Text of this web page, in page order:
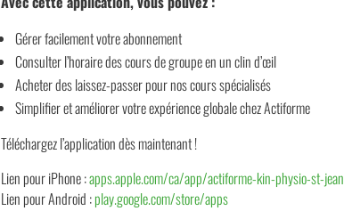
Gérer facilement votre abonnement
Consulter l’horaire des cours de groupe en un clin d’œil
Acheter des laissez-passer pour nos cours spécialisés
Simplifier et améliorer votre expérience globale chez Actiforme
Téléchargez l’application dès maintenant !
Lien pour iPhone :apps.apple.com/ca/app/actiforme-kin-physio-st-jean
Lien pour Android :play.google.com/store/apps